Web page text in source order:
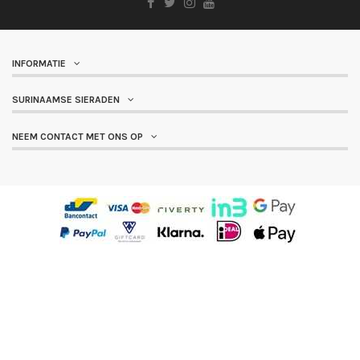
€ €
INFORMATIE
SURINAAMSE SIERADEN
NEEM CONTACT MET ONS OP